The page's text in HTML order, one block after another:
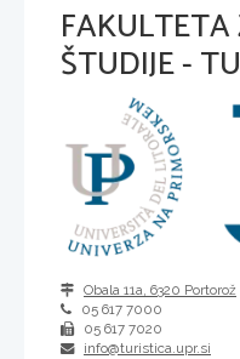
ŠTUDIJE -
Obala 11a, 6320 Portorož
05 617 7000
05 617 7020
info@turistica.upr.si